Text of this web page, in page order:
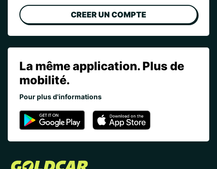
CREER UN COMPTE
La même application. Plus de
mobilité.
Pour plus d'informations